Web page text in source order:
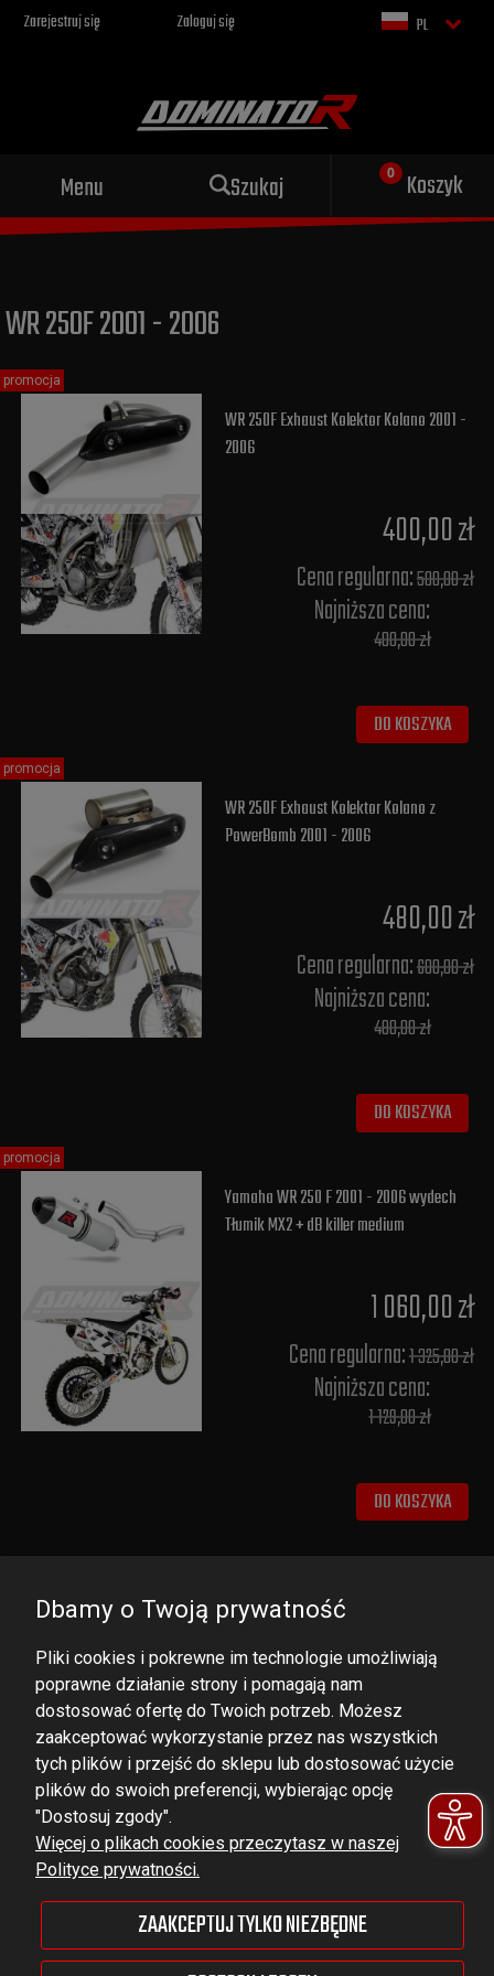
Zarejestruj się Zaloguj się PL
Menu Szukaj Koszyk
Sportowy wydech dla Twojego
WR 250F 2001 - 2006
WR 250F Exhaust Kolektor Kolano 2001 -
2006
400,00 zł
Cena regularna:500,00 zł
Najniższa cena:
400,00 zł
DO KOSZYKA
promocja
WR 250F Exhaust Kolektor Kolano z
PowerBomb 2001 - 2006
480,00 zł
Cena regularna:600,00 zł
Najniższa cena:
480,00 zł
DO KOSZYKA
promocja
Yamaha WR 250 F 2001 - 2006 wydech
Tłumik MX2 + dB killer medium
1 060,00 zł
Cena regularna:1 325,00 zł
Najniższa cena:
1 129,00 zł
DO KOSZYKA
promocja
DOMINATOR GROUP Sp. z o.o.
Ludowa 59, 43-514 Kaniów,
POLAND
VAT ID No.: 6521751083
dominator@dominator.pl
Dbamy o Twoją prywatność
Pliki cookies i pokrewne im technologie umożliwiają
poprawne działanie strony i pomagają nam
dostosować ofertę do Twoich potrzeb. Możesz
zaakceptować wykorzystanie przez nas wszystkich
tych plików i przejść do sklepu lub dostosować użycie
plików do swoich preferencji, wybierając opcję
"Dostosuj zgody".
Więcej o plikach cookies przeczytasz w naszej
Polityce prywatności.
ZAAKCEPTUJ TYLKO NIEZBĘDNE